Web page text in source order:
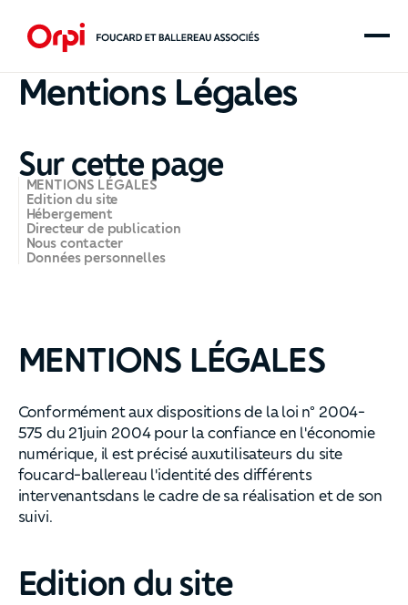
Mentions Légales
Sur cette page
MENTIONS LÉGALES
Edition du site
Hébergement
Directeur de publication
Nous contacter
Données personnelles
MENTIONS LÉGALES
Conformément aux dispositions de la loi n° 2004-
575 du 21juin 2004 pour la confiance en l'économie
numérique, il est précisé auxutilisateurs du site
foucard-ballereau l'identité des différents
intervenantsdans le cadre de sa réalisation et de son
suivi.
Edition du site